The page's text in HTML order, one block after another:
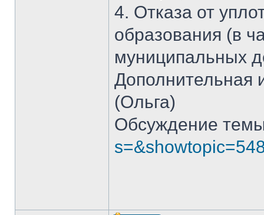
4. Отказа от
образования (в
муниципальных
Дополнительная
(Ольга)
Обсуждение